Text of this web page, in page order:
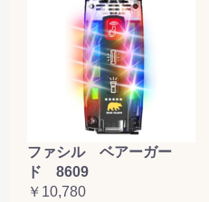
ファシル ベアーガー
ド 8609
￥10,780